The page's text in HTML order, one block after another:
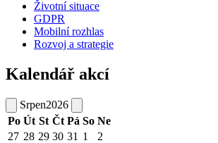
Životní situace
GDPR
Mobilní rozhlas
Rozvoj a strategie
Kalendář akcí
Srpen2026
Po Út St Čt Pá So Ne
27 28 29 30 31 1
2